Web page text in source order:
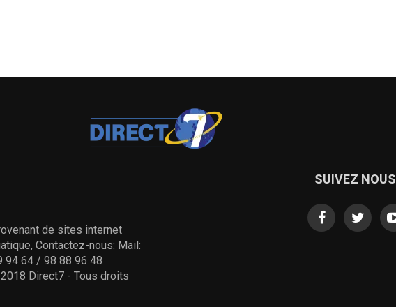
de sites internet
Contactez-nous: Mail:
94 64 / 98 88 96 48
Direct7 - Tous droits
SUIVEZ NOUS